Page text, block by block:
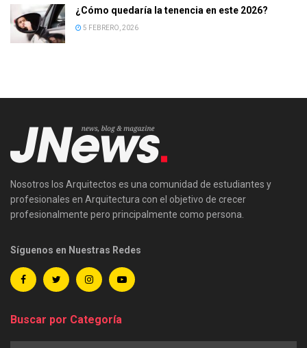
¿Cómo quedaría la tenencia en este 2026?
5 FEBRERO, 2026
Nosotros los Arquitectos es una comunidad de estudiantes y
profesionales en Arquitectura con el objetivo de crecer
profesionalmente pero principalmente como persona.
Síguenos en Nuestras Redes
Buscar por Categoría